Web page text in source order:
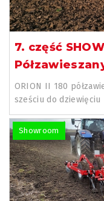
7. część
ORION II 180
sześciu do
traktorów o maocy
Showroom